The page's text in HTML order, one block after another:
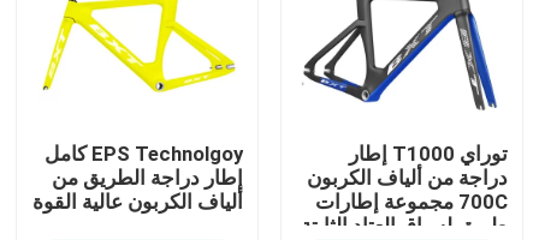
جولة في المصنع
مراقبة الجودة
اتصل بنا
توراي T1000 إطار
دراجة من ألياف الكربون
700C مجموعة إطارات
طريق لسباق العتاد الثابتة
EPS Technolgoy كامل
إطار دراجة الطريق من
ألياف الكربون عالية القوة